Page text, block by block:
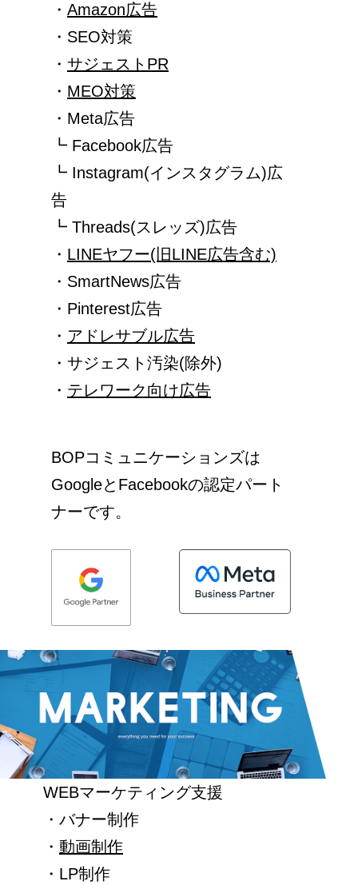
・ Amazon広告
・SEO対策
・ サジェストPR
・ MEO対策
・Meta広告
┗ Facebook広告
┗ Instagram(インスタグラム)広
告
┗ Threads(スレッズ)広告
・ LINEヤフー(旧LINE広告含む)
・SmartNews広告
・Pinterest広告
・ アドレサブル広告
・サジェスト汚染(除外)
・ テレワーク向け広告
BOPコミュニケーションズは
GoogleとFacebookの認定パート
ナーです。
WEBマーケティング支援
・バナー制作
・ 動画制作
・LP制作